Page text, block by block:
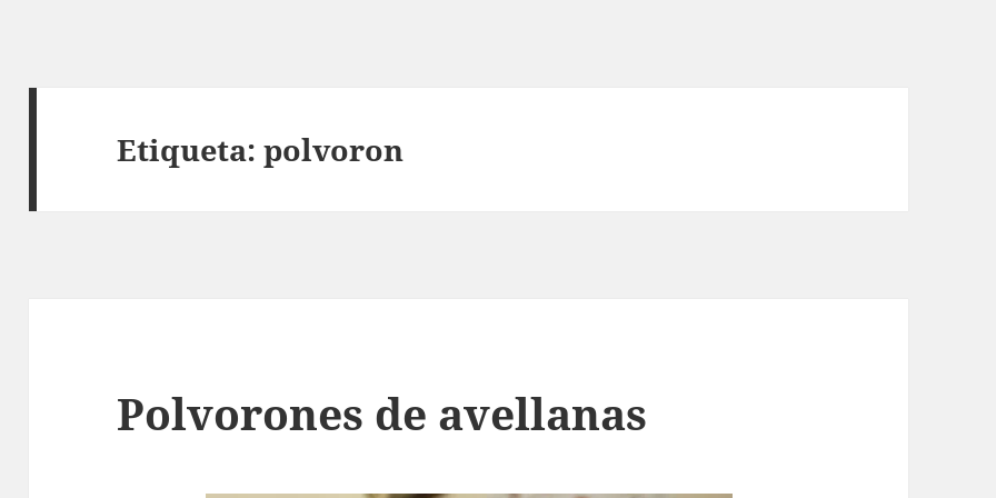
Etiqueta:polvoron
Polvorones de avellanas